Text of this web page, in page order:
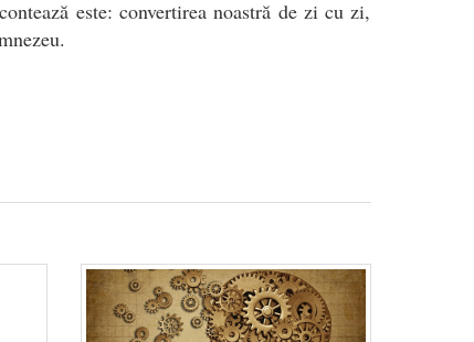
este: convertirea noastră de zi cu zi,